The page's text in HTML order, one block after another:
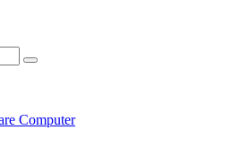
Computer